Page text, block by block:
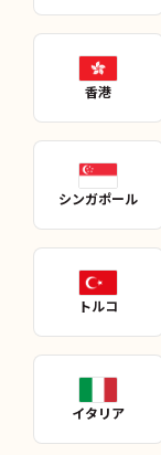
香港
シンガポール
トルコ
イタリア